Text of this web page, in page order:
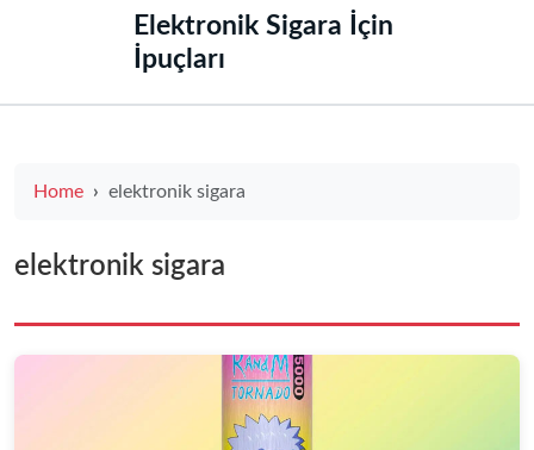
‌Elektronik Sigara İçin
İpuçları‌
Home elektronik sigara
elektronik sigara